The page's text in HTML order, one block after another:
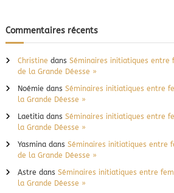
Commentaires récents
Christine dans Séminaires initiatiques entre
de la Grande Déesse »
Noémie dans Séminaires initiatiques entre
la Grande Déesse »
Laetitiadans Séminaires initiatiques entre
la Grande Déesse »
Yasminadans Séminaires initiatiques entre
de la Grande Déesse »
Astre dans Séminaires initiatiques entre
la Grande Déesse »